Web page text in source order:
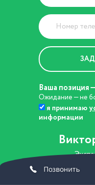
Ваша позиция
Ожидание — не
я принимаю
информации
Позвонить